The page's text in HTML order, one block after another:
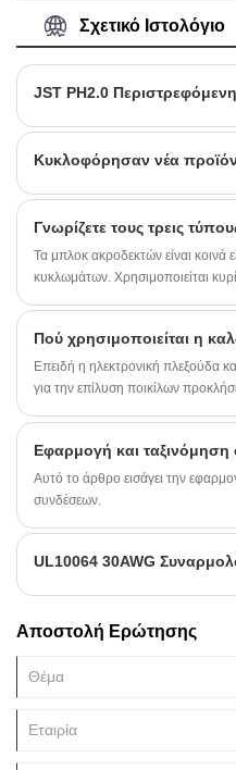
συσκευών ή
Σχετικό Ιστολόγιο
Κυκλοφόρησαν νέα
Γνωρίζετε τους τρεις
Τα μπλοκ ακροδεκτών είναι κοινά
κυκλωμάτων. Χρησιμοποιείται
αποτρέψει την παραμόρφωση του
μεταξύ των συστημάτων.
Πού χρησιμοποιείται η
Επειδή η ηλεκτρονική πλεξούδα
για την επίλυση ποικίλων
Παρακάτω, ο μηχανικός
Co.Ltd θα εισαγάγει 8
Εφαρμογή και
Αυτό το άρθρο εισάγει την
συνδέσεων.
Αποστολή Ερώτησης